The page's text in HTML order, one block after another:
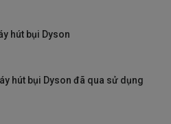
hút bụi Dyson
hút bụi Dyson đã qua sử dụng